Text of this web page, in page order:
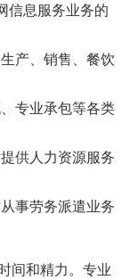
信息服务业务的
产、销售、餐饮
专业承包等各类
供人力资源服务
事劳务派遣业务
间和精力。专业